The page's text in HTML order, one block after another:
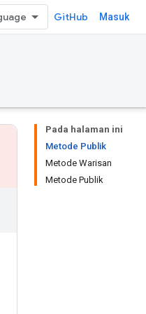
GitHub Masuk
Pada halaman ini
Metode Publik
Metode Warisan
Metode Publik